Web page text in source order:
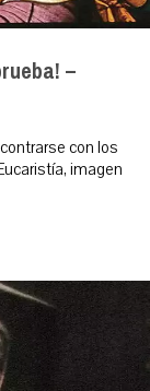
–
con los
imagen